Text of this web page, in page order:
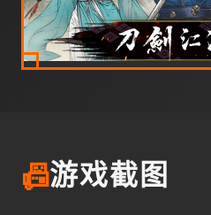
📠游戏截图